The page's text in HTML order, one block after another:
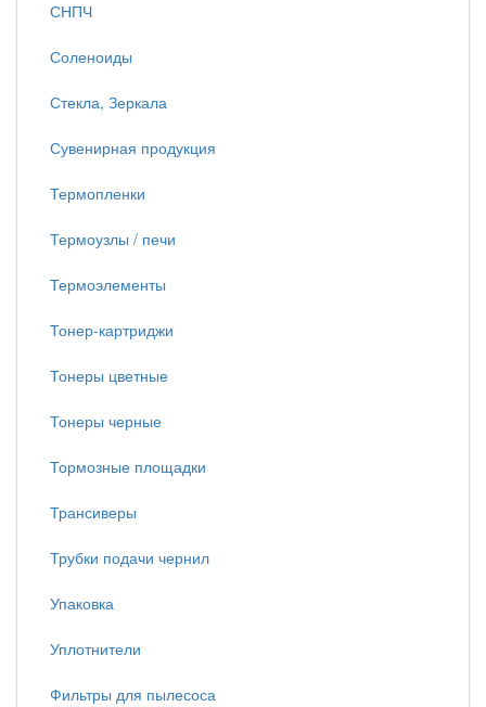
СНПЧ
Соленоиды
Стекла, Зеркала
Сувенирная продукция
Термопленки
Термоузлы / печи
Термоэлементы
Тонер-картриджи
Тонеры цветные
Тонеры черные
Тормозные площадки
Трансиверы
Трубки подачи чернил
Упаковка
Уплотнители
Фильтры для пылесоса